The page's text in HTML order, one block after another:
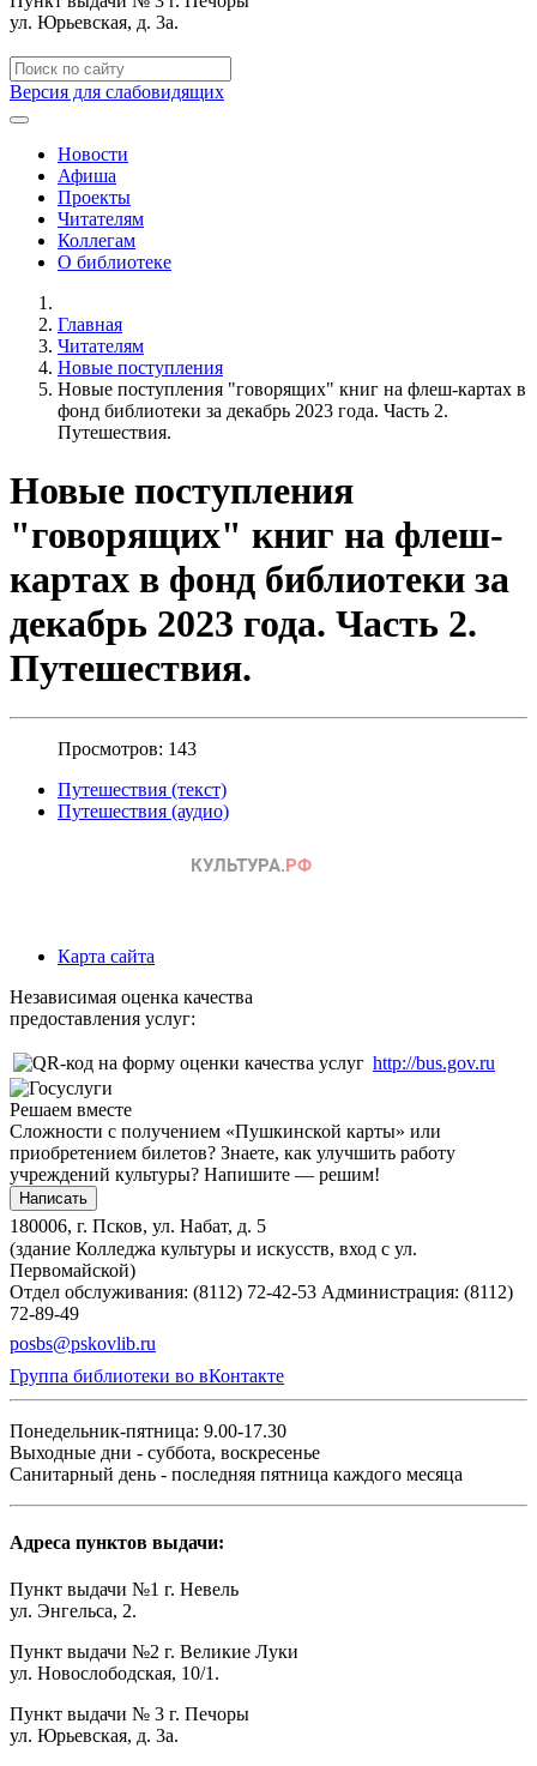
ул. Юрьевская, д. 3а.
Версия для слабовидящих
Новости
Афиша
Проекты
Читателям
Коллегам
О библиотеке
Главная
Читателям
Новые поступления
Новые поступления "говорящих" книг на флеш-картах в
фонд библиотеки за декабрь 2023 года. Часть 2.
Путешествия.
Новые поступления
"говорящих" книг на флеш-
картах в фонд библиотеки за
декабрь 2023 года. Часть 2.
Путешествия.
Просмотров: 143
Путешествия (текст)
Путешествия (аудио)
Карта сайта
Независимая оценка качества
предоставления услуг:
http://bus.gov.ru
Решаем вместе
Сложности с получением «Пушкинской карты» или
приобретением билетов? Знаете, как улучшить работу
учреждений культуры? Напишите — решим!
Написать
180006, г. Псков, ул. Набат, д. 5
(здание Колледжа культуры и искусств, вход с ул.
Первомайской)
Отдел обслуживания: (8112) 72-42-53 Администрация: (8112)
72-89-49
posbs@pskovlib.ru
Группа библиотеки во вКонтакте
Понедельник-пятница: 9.00-17.30
Выходные дни - суббота, воскресенье
Санитарный день - последняя пятница каждого месяца
Адреса пунктов выдачи:
Пункт выдачи №1 г. Невель
ул. Энгельса, 2.
Пункт выдачи №2 г. Великие Луки
ул. Новослободская, 10/1.
Пункт выдачи № 3 г. Печоры
ул. Юрьевская, д. 3а.